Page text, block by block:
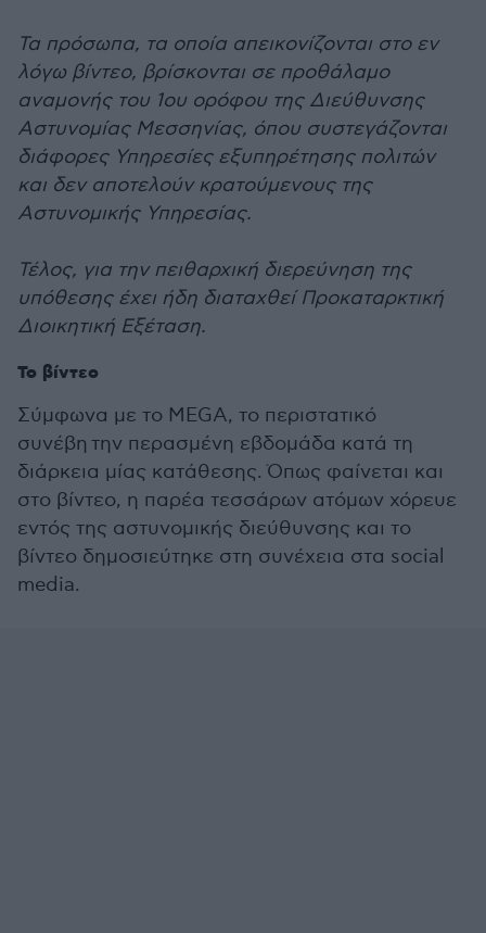
Τα πρόσωπα, τα οποία απεικονίζονται στο εν
λόγω βίντεο, βρίσκονται σε προθάλαμο
αναμονής του 1ου ορόφου της Διεύθυνσης
Αστυνομίας Μεσσηνίας, όπου συστεγάζονται
διάφορες Υπηρεσίες εξυπηρέτησης πολιτών
και δεν αποτελούν κρατούμενους της
Αστυνομικής Υπηρεσίας.
Τέλος, για την πειθαρχική διερεύνηση της
υπόθεσης έχει ήδη διαταχθεί Προκαταρκτική
Διοικητική Εξέταση.
Το βίντεο
Σύμφωνα με το MEGA, το περιστατικό
συνέβη την περασμένη εβδομάδα κατά τη
διάρκεια μίας κατάθεσης.Όπως φαίνεται και
στο βίντεο, η παρέα τεσσάρων ατόμων χόρευε
εντός της αστυνομικής διεύθυνσης και το
βίντεο δημοσιεύτηκε στη συνέχεια στα social
media.